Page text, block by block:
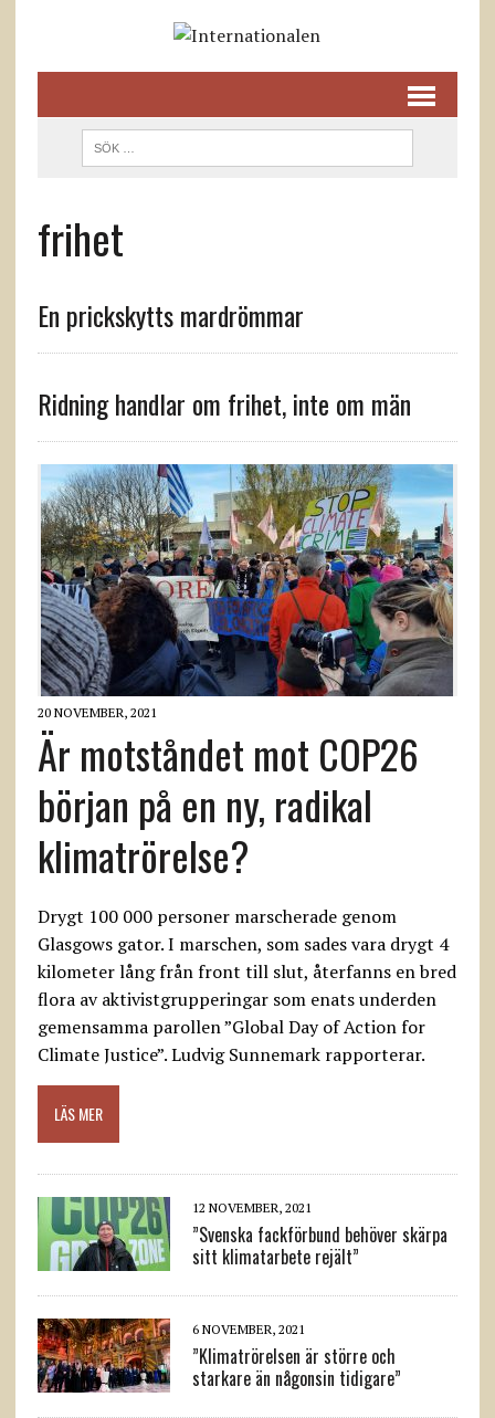
frihet
En prickskytts mardrömmar
Ridning handlar om frihet, inte om män
20 NOVEMBER, 2021
Är motståndet mot COP26
början på en ny, radikal
klimatrörelse?
Drygt 100 000 personer marscherade genom
Glasgows gator. I marschen, som sades vara drygt 4
kilometer lång från front till slut, återfanns en bred
flora av aktivistgrupperingar som enats underden
gemensamma parollen ”Global Day of Action for
Climate Justice”. Ludvig Sunnemark rapporterar.
LÄS MER
12 NOVEMBER, 2021
”Svenska fackförbund behöver skärpa
sitt klimatarbete rejält”
6 NOVEMBER, 2021
”Klimatrörelsen är större och
starkare än någonsin tidigare”